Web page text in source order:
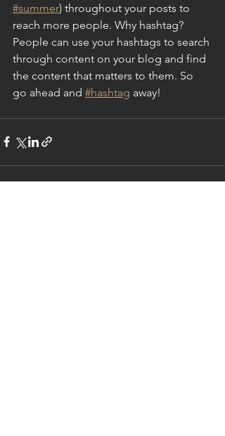
#summer) throughout your posts to
reach more people. Why hashtag?
People can use your hashtags to search
through content on your blog and find
the content that matters to them. So
go ahead and #hashtag away!